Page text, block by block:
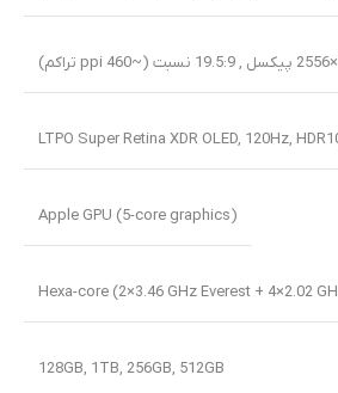
LTPO Super Retina XDR OLED, 120Hz,
Apple GPU (5-core graphics)
Hexa-core (2×3.46 GHz Everest + 4×2.02
128GB, 1TB, 256GB, 512GB